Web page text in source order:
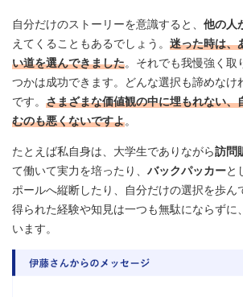
自分だけのストーリーを意識すると、 他の人
えてくることもあるでしょう。 迷った時は、
い道を選んできました。それでも我慢強く取
つかは成功できます。どんな選択も諦めなけ
です。 さまざまな価値観の中に埋もれない、
むのも悪くないですよ。
たとえば私自身は、大学生でありながら訪問
て働いて実力を培ったり、 バックパッカーと
ポールへ縦断したり、自分だけの選択を歩ん
得られた経験や知見は一つも無駄にならずに
います。